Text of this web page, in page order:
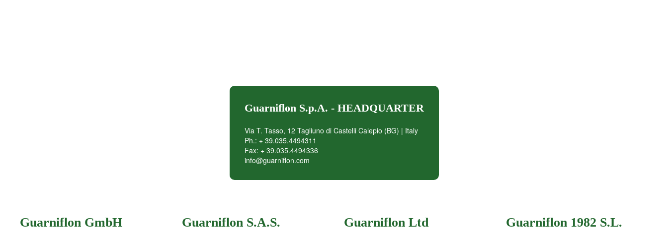
Guarniflon S.p.A. - HEADQUARTER
Via T. Tasso, 12 Tagliuno di Castelli Calepio (BG) | Italy
Ph.: + 39.035.4494311
Fax: + 39.035.4494336
info@guarniflon.com
Guarniflon GmbH Guarniflon S.A.S. Guarniflon Ltd Guarniflon 1982 S.L.